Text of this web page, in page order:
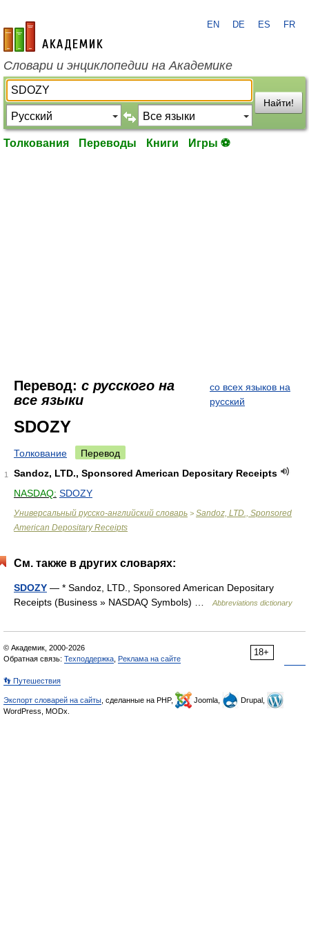
academic.ru
EN DE ES FR
Словари и энциклопедии на Академике
Найти!
Толкования Переводы Книги Игры ⚽
Перевод: с русского на
все языки
со всех языков на
русский
SDOZY
Толкование Перевод
1
Sandoz, LTD., Sponsored American Depositary Receipts
NASDAQ: SDOZY
Универсальный русско-английский словарь > Sandoz, LTD., Sponsored
American Depositary Receipts
См. также в других словарях:
SDOZY — * Sandoz, LTD., Sponsored American Depositary
Receipts (Business » NASDAQ Symbols) …
Abbreviations dictionary
18+
© Академик, 2000-2026
Обратная связь: Техподдержка Реклама на сайте
👣 Путешествия
Экспорт словарей на сайты , сделанные на PHP, Joomla,
Drupal,
WordPress, MODx.